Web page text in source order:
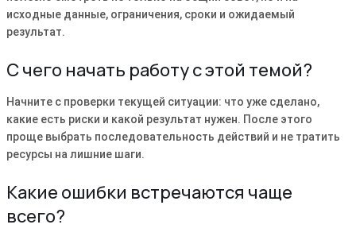
исходные данные, ограничения, сроки и ожидаемый
результат.
С чего начать работу с этой темой?
Начните с проверки текущей ситуации: что уже сделано,
какие есть риски и какой результат нужен. После этого
проще выбрать последовательность действий и не тратить
ресурсы на лишние шаги.
Какие ошибки встречаются чаще
всего?